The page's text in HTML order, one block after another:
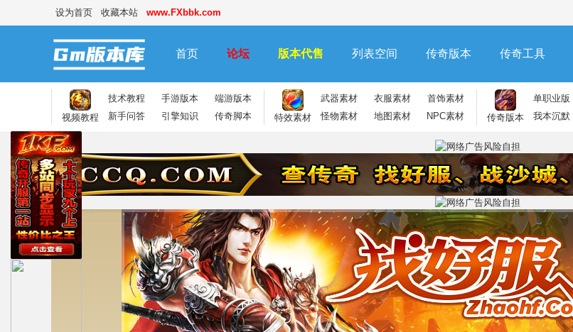
设为首页 收藏本站 www.FXbbk.com
首页 论坛 版本代售 列表空间 传奇版本 传奇工具
视频教程
技术教程 手游版本
端游版本
新手问答
引擎知识 传奇脚本 特效素材
武器素材 衣服素材
首饰素材
怪物素材
地图素材 NPC素材 传奇版本
单职业版
我本沉默